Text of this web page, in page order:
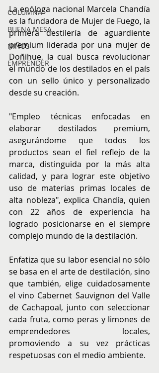
COLUMNA
BUENA MESA
NIÑOS
EMPRENDER
La enóloga nacional Marcela Chandía
es la fundadora de Mujer de Fuego, la
primera destilería de aguardiente
premium liderada por una mujer de
Doñihue, la cual busca revolucionar
el mundo de los destilados en el país
con un sello único y personalizado
desde su creación.
"Empleo técnicas enfocadas en
elaborar destilados premium,
asegurándome que todos los
productos sean el fiel reflejo de la
marca, distinguida por la más alta
calidad, y para lograr este objetivo
uso de materias primas locales de
alta nobleza", explica Chandía, quien
con 22 años de experiencia ha
logrado posicionarse en el siempre
complejo mundo de la destilación.
Enfatiza que su labor esencial no sólo
se basa en el arte de destilación, sino
que también, elige cuidadosamente
el vino Cabernet Sauvignon del Valle
de Cachapoal, junto con seleccionar
cada fruta, como peras y limones de
emprendedores locales,
promoviendo a su vez prácticas
respetuosas con el medio ambiente.